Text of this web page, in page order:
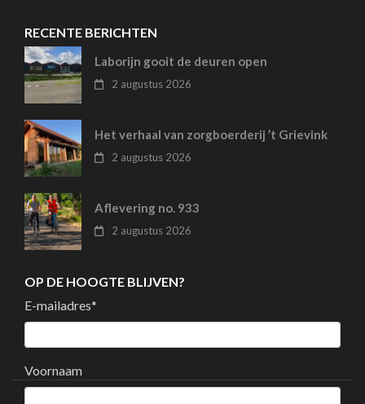
RECENTE BERICHTEN
Laborijn gooit de deuren open
2 augustus 2026
Het verhaal van zorgboerderij ’t Grievink
2 augustus 2026
Aflevering no. 933
2 augustus 2026
OP DE HOOGTE BLIJVEN?
E-mailadres*
Voornaam